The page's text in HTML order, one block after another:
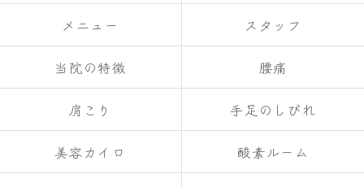
メニュー スタッフ
当院の特徴 腰痛
肩こり 手足のしびれ
美容カイロ 酸素ルーム